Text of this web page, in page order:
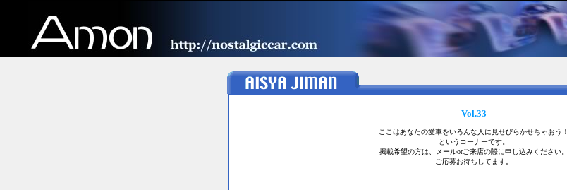
Vol.33
ここはあなたの愛車をいろんな人に見せびらかせちゃおう！
というコーナーです。
掲載希望の方は、メールorご来店の際に申し込みください。
ご応募お待ちしてます。